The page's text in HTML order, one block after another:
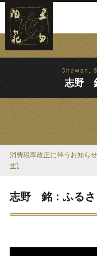
Chawan,
志野
消費税率改正に伴うお知ら
す)
志野 銘：ふるさ